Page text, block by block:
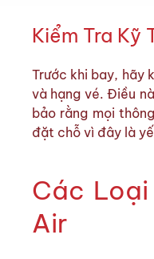
Kiểm Tra Kỹ
Trước khi bay, hãy
và hạng vé. Điều
bảo rằng mọi
đặt chỗ vì đây là
Các
Air